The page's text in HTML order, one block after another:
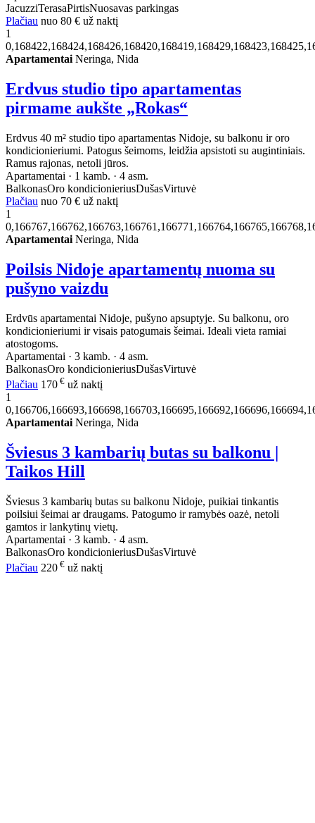
JacuzziTerasaPirtisNuosavas parkingas
Plačiau nuo 80 € už naktį
1
Apartamentai Neringa, Nida
Erdvus studio tipo apartamentas
pirmame aukšte „Rokas“
Erdvus 40 m² studio tipo apartamentas Nidoje, su balkonu ir oro
kondicionieriumi. Patogus šeimoms, leidžia apsistoti su augintiniais.
Ramus rajonas, netoli jūros.
Apartamentai · 1 kamb. · 4 asm.
BalkonasOro kondicionieriusDušasVirtuvė
Plačiau nuo 70 € už naktį
1
Apartamentai Neringa, Nida
Poilsis Nidoje apartamentų nuoma su
pušyno vaizdu
Erdvūs apartamentai Nidoje, pušyno apsuptyje. Su balkonu, oro
kondicionieriumi ir visais patogumais šeimai. Ideali vieta ramiai
atostogoms.
Apartamentai · 3 kamb. · 4 asm.
BalkonasOro kondicionieriusDušasVirtuvė
Plačiau 170 € už naktį
1
Apartamentai Neringa, Nida
Šviesus 3 kambarių butas su balkonu |
Taikos Hill
Šviesus 3 kambarių butas su balkonu Nidoje, puikiai tinkantis
poilsiui šeimai ar draugams. Patogumo ir ramybės oazė, netoli
gamtos ir lankytinų vietų.
Apartamentai · 3 kamb. · 4 asm.
BalkonasOro kondicionieriusDušasVirtuvė
Plačiau 220 € už naktį